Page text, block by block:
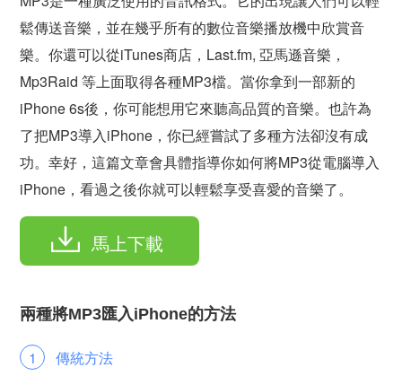
鬆傳送音樂，並在幾乎所有的數位音樂播放機中欣賞音
樂。你還可以從iTunes商店，Last.fm, 亞馬遜音樂，
Mp3Raid 等上面取得各種MP3檔。當你拿到一部新的
iPhone 6s後，你可能想用它來聽高品質的音樂。也許為
了把MP3導入iPhone，你已經嘗試了多種方法卻沒有成
功。幸好，這篇文章會具體指導你如何將MP3從電腦導入
iPhone，看過之後你就可以輕鬆享受喜愛的音樂了。
馬上下載
兩種將MP3匯入iPhone的方法
傳統方法